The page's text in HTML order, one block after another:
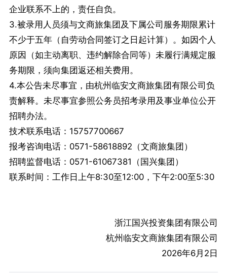
企业联系不上的，责任自负。
3.被录用人员须与文商旅集团及下属公司服务期限累计
不少于五年（自劳动合同签订之日起计算）。如因个人
原因（如主动离职、违约解除合同等）未履行满规定服
务期限，须向集团返还相关费用。
4.本公告未尽事宜，由杭州临安文商旅集团有限公司负
责解释。未尽事宜参照公务员招考录用及事业单位公开
招聘办法。
技术联系电话：15757700667
报考咨询电话：0571-58618892（文商旅集团）
招聘监督电话：0571-61067381（国兴集团）
联系时间：工作日上午8:30至12:00，下午2:00至5:30
浙江国兴投资集团有限公司
杭州临安文商旅集团有限公司
2026年6月2日